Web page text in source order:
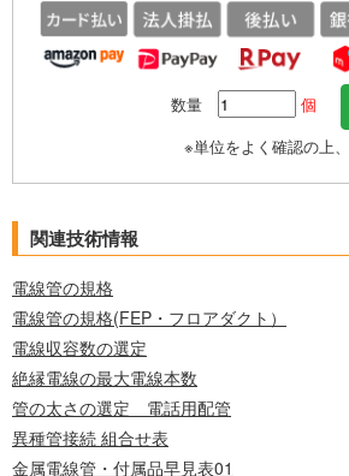
数量
個
※単位をよく確認の上
関連技術情報
電線管の規格
電線管の規格(FEP・フロアダクト）
電線収容数の選定
絶縁電線の最大電線本数
管の太さの選定 電話用配管
異種管接続 組合せ表
金属電線管・付属品早見表01